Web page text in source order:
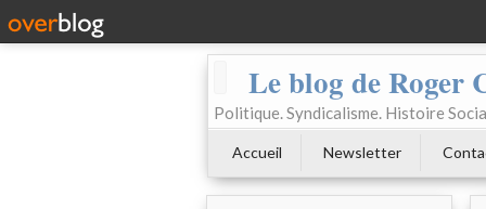
Le blog de Roger
Politique. Syndicalisme. Histoire
Accueil Newsletter